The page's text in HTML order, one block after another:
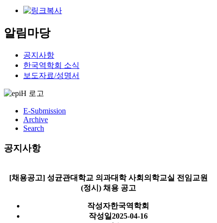
알림마당
공지사항
한국역학회 소식
보도자료/성명서
E-Submission
Archive
Search
공지사항
[채용공고] 성균관대학교 의과대학 사회의학교실 전임교원
(정시) 채용 공고
작성자한국역학회
작성일2025-04-16